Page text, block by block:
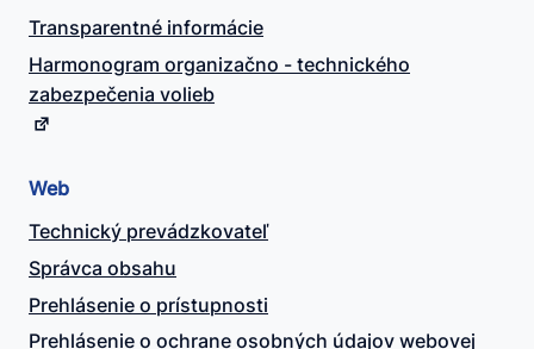
Transparentné informácie
Harmonogram organizačno - technického
zabezpečenia volieb
Web
Technický prevádzkovateľ
Správca obsahu
Prehlásenie o prístupnosti
Prehlásenie o ochrane osobných údajov webovej